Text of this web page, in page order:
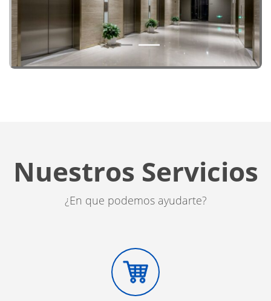
1 2
Nuestros Servicios
¿En que podemos ayudarte?